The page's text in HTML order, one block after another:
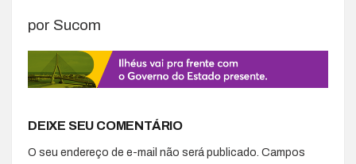
por Sucom
DEIXE SEU COMENTÁRIO
O seu endereço de e-mail não será publicado. Campos